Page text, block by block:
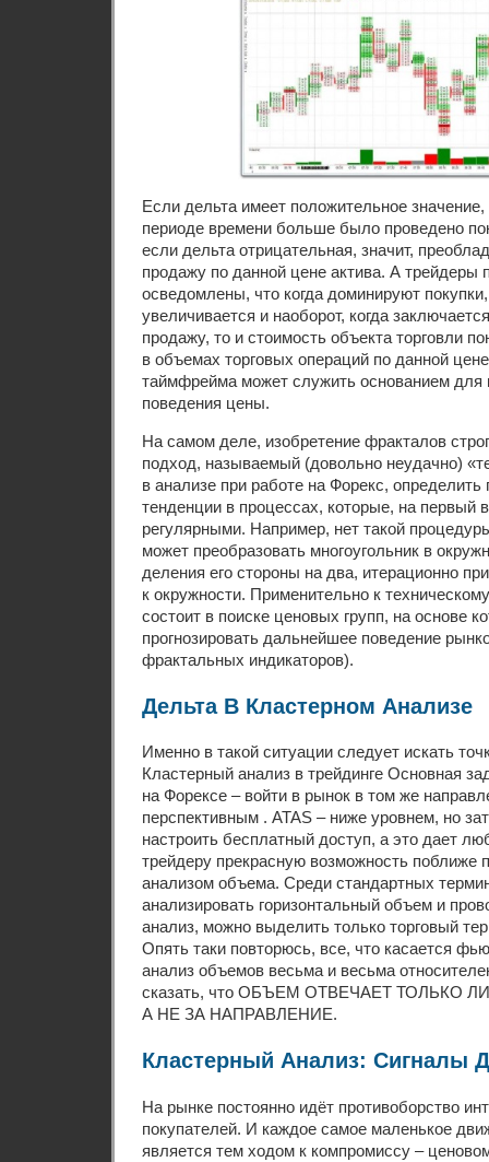
Если дельта имеет положительное
периоде времени больше было проведено
если дельта отрицательная, значит,
продажу по данной цене актива. А трейдеры
осведомлены, что когда доминируют
увеличивается и наоборот, когда
продажу, то и стоимость объекта торговли
в объемах торговых операций по данной
таймфрейма может служить основанием для
поведения цены.
На самом деле, изобретение фракталов
подход, называемый (довольно неудачно)
в анализе при работе на Форекс,
тенденции в процессах, которые, на первый
регулярными. Например, нет такой
может преобразовать многоугольник в
деления его стороны на два, итерационно
к окружности. Применительно к
состоит в поиске ценовых групп, на основе
прогнозировать дальнейшее поведение
фрактальных индикаторов).
Дельта В Кластерном Анализе
Именно в такой ситуации следует искать
Кластерный анализ в трейдинге Основная
на Форексе – войти в рынок в том же
перспективным . ATAS – ниже уровнем, но
настроить бесплатный доступ, а это дает
трейдеру прекрасную возможность поближе
анализом объема. Среди стандартных
анализировать горизонтальный объем и
анализ, можно выделить только торговый
Опять таки повторюсь, все, что касается
анализ объемов весьма и весьма
сказать, что ОБЪЕМ ОТВЕЧАЕТ ТОЛЬКО
А НЕ ЗА НАПРАВЛЕНИЕ.
Кластерный Анализ: Сигналы
На рынке постоянно идёт противоборство
покупателей. И каждое самое маленькое
является тем ходом к компромиссу –